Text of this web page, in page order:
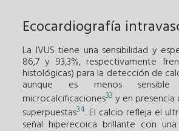
Ecocardiografía
La IVUS tiene una sensibilidad y
86,7 y 93,3%, respectivamente
histológicas) para la detección de
aunque es menos
microcalcificaciones33 y en
superpuestas34. El calcio refleja el
señal hiperecoica brillante con